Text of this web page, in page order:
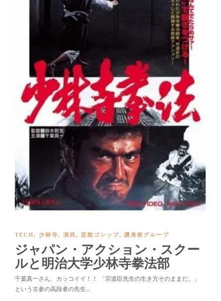
TECH, 少林寺, 演武, 芸能ゴシップ, 護身術グループ
ジャパン・アクション・スクー
ルと明治大学少林寺拳法部
千葉真一さん、カッコイイ！！ 「宗道臣先生の生き方そのままだ。」
という古参の高段者の先生…